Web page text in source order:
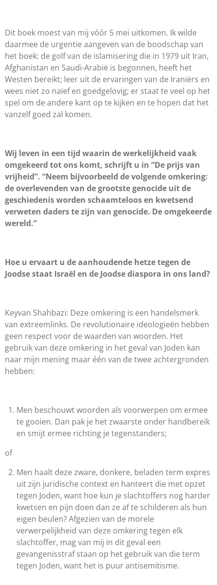
Dit boek moest van mij vóór 5 mei uitkomen. Ik wilde
daarmee de urgentie aangeven van de boodschap van
het boek: de golf van de islamisering die in 1979 uit Iran,
Afghanistan en Saudi-Arabië is begonnen, heeft het
Westen bereikt; leer uit de ervaringen van de Iraniërs en
wees niet zo naïef en goedgelovig; er staat te veel op het
spel om de andere kant op te kijken en te hopen dat het
vanzelf goed zal komen.
Wij leven in een tijd waarin de werkelijkheid vaak
omgekeerd tot ons komt, schrijft u in “De prijs van
vrijheid”. “Neem bijvoorbeeld de volgende omkering:
de overlevenden van de grootste genocide uit de
geschiedenis worden schaamteloos en kwetsend
verweten daders te zijn van genocide. De omgekeerde
wereld.”
Hoe u ervaart u de aanhoudende hetze tegen de
Joodse staat Israël en de Joodse diaspora in ons land?
Keyvan Shahbazi: Deze omkering is een handelsmerk
van extreemlinks. De revolutionaire ideologieën hebben
geen respect voor de waarden van woorden. Het
gebruik van deze omkering in het geval van Joden kan
naar mijn mening maar één van de twee achtergronden
hebben:
Men beschouwt woorden als voorwerpen om ermee
te gooien. Dan pak je het zwaarste onder handbereik
en smijt ermee richting je tegenstanders;
of
Men haalt deze zware, donkere, beladen term expres
uit zijn juridische context en hanteert die met opzet
tegen Joden, want hoe kun je slachtoffers nog harder
kwetsen en pijn doen dan ze af te schilderen als hun
eigen beulen? Afgezien van de morele
verwerpelijkheid van deze omkering tegen elk
slachtoffer, mag van mij in dit geval een
gevangenisstraf staan op het gebruik van die term
tegen Joden, want het is puur antisemitisme.